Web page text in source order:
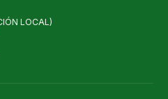
LOCAL)